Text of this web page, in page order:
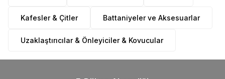
Kafesler & Çitler Battaniyeler ve Aksesuarlar
Uzaklaştırıcılar & Önleyiciler & Kovucular